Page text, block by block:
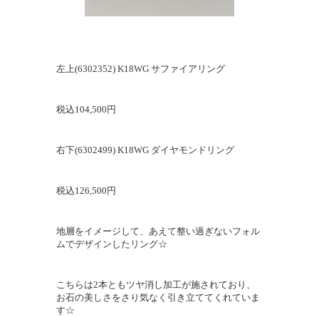
左上(6302352) K18WG サファイアリング
税込104,500円
右下(6302499) K18WG ダイヤモンドリング
税込126,500円
地層をイメージして、あえて整い過ぎないフォル
ムでデザインしたリング☆
こちらは2本ともツヤ消し加工が施されており、
お石の美しさをさり気なく引き立ててくれていま
す☆